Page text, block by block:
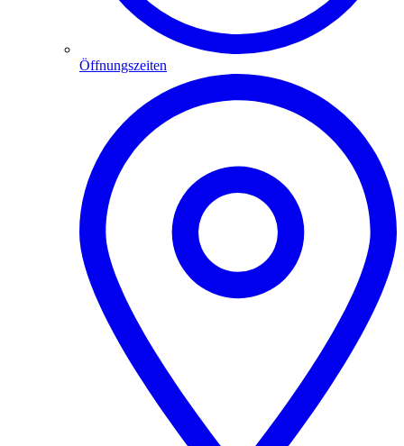
Öffnungszeiten